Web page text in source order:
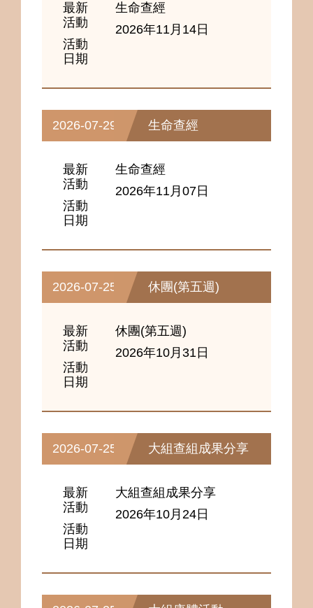
最新
活動
活動
日期
生命查經
2026年11月14日
2026-07-29 生命查經
最新
活動
活動
日期
生命查經
2026年11月07日
2026-07-25 休團(第五週)
最新
活動
活動
日期
休團(第五週)
2026年10月31日
2026-07-25 大組查組成果分享
最新
活動
活動
日期
大組查組成果分享
2026年10月24日